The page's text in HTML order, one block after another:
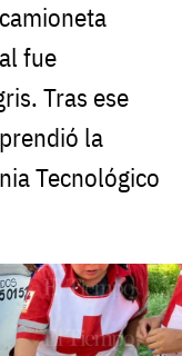
fue
Tras ese
la
Tecnológico